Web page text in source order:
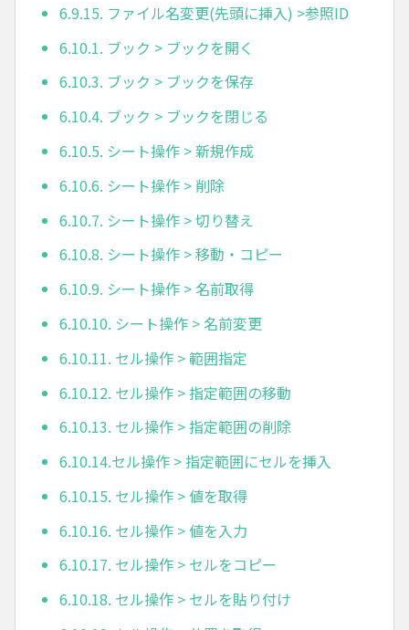
6.9.15. ファイル名変更(先頭に挿入) >参照ID
6.10.1. ブック > ブックを開く
6.10.3. ブック > ブックを保存
6.10.4. ブック > ブックを閉じる
6.10.5. シート操作 > 新規作成
6.10.6. シート操作 > 削除
6.10.7. シート操作 > 切り替え
6.10.8. シート操作 > 移動・コピー
6.10.9. シート操作 > 名前取得
6.10.10. シート操作 > 名前変更
6.10.11. セル操作 > 範囲指定
6.10.12. セル操作 > 指定範囲の移動
6.10.13. セル操作 > 指定範囲の削除
6.10.14.セル操作 > 指定範囲にセルを挿入
6.10.15. セル操作 > 値を取得
6.10.16. セル操作 > 値を入力
6.10.17. セル操作 > セルをコピー
6.10.18. セル操作 > セルを貼り付け